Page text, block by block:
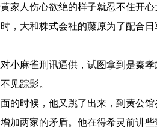
家人伤心欲绝的样子就忍不住开
，大和株式会社的藤原为了配合
小麻雀刑讯逼供，试图拿到是秦
见踪影。
的时候，他又跳了出来，到黄公
加两家的矛盾。他在得希灵前讲